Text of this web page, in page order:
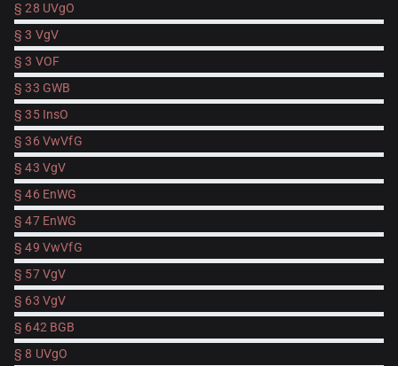
§ 28 UVgO
§ 3 VgV
§ 3 VOF
§ 33 GWB
§ 35 InsO
§ 36 VwVfG
§ 43 VgV
§ 46 EnWG
§ 47 EnWG
§ 49 VwVfG
§ 57 VgV
§ 63 VgV
§ 642 BGB
§ 8 UVgO